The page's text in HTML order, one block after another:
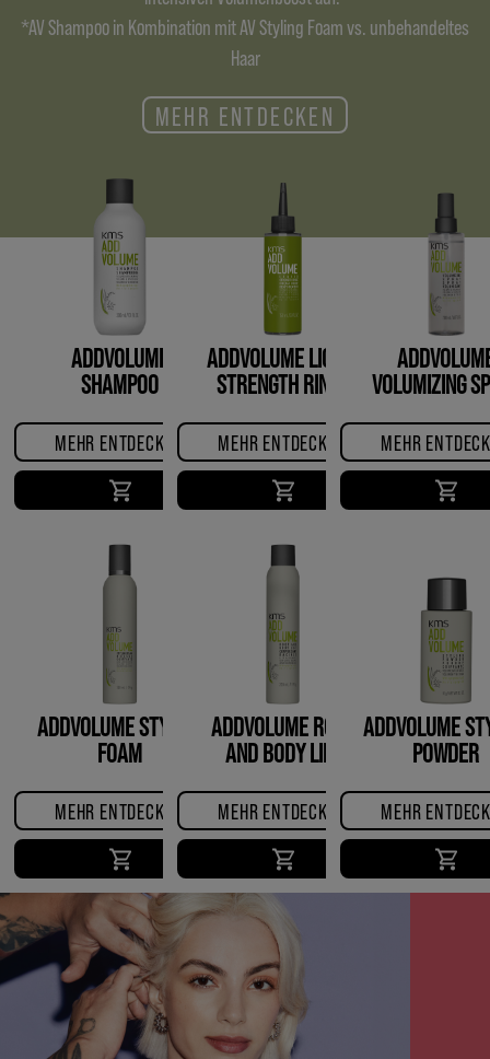
*AV Shampoo in Kombination mit AV Styling Foam vs. unbehandeltes
Haar
MEHR ENTDECKEN
ADDVOLUME
SHAMPOO
MEHR ENTDECKEN
ADDVOLUME LIQUID
STRENGTH RINSE
MEHR ENTDECKEN
VOLUMIZING
MEHR
ADDVOLUME STYLING
FOAM
MEHR ENTDECKEN
ADDVOLUME ROOT
AND BODY LIFT
MEHR ENTDECKEN
ADDVOLUME
POWDER
MEHR